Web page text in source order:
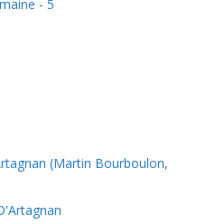
(Martin Bourboulon,